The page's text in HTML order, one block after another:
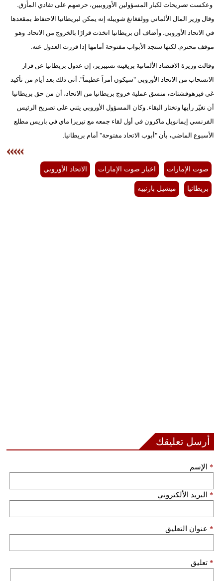
وعكست تصريحات لكبار المسؤولين الأوروبيين، حرصهم على تفادي المأزق.
وقال وزير المال الألماني وولفغانغ شويبله إنه يمكن لبريطانيا الاحتفاظ بمقعدها
في الاتحاد الأوروبي. وأضاف أن بريطانيا اتخذت قرارًا بالخروج من الاتحاد. وهو
موقف محترم. لكنها ستجد الأبواب مفتوحة أمامها إذا قررت العدول عنه.
وقالت وزيرة الاقتصاد الألمانية بريغيته تسيبريز، إن عدول بريطانيا عن قرار
الانسحاب من الاتحاد الأوروبي "سيكون أمراً عظيماً". أتى ذلك بعد أيام من تأكيد
غي فيرهوفشتات، منسق عملية خروج بريطانيا من الاتحاد، أن من حق بريطانيا
أن تغيّر رأيها وتختار البقاء. وكان المسؤول الأوروبي يثني على تصريح الرئيس
الفرنسي إيمانويل ماكرون في أول لقاء جمعه مع تيريزا ماي في باريس مطلع
الأسبوع الماضي، بأن "أبوب الاتحاد مفتوحة" أمام بريطانيا.
صوت الإمارات اخبار صوت الإمارات الاتحاد الأوروبي
بريطانيا ميشيل بارنييه
أرسل تعليقك
الإسم *
البريد الألكتروني *
عنوان التعليق *
تعليق *